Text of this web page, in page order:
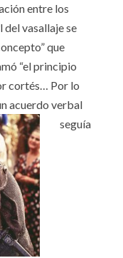
entre los
del vasallaje se
que
“el principio
cortés… Por lo
acuerdo verbal
seguía